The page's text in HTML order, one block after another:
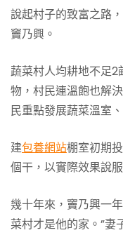
說起村子的致富之路
竇乃興。
蔬菜村人均耕地不足2
物，村民連溫飽也解
民重點發展蔬菜溫室
建包養網站棚室初期
個干，以實際效果說
幾十年來，竇乃興一
菜村才是他的家。”妻